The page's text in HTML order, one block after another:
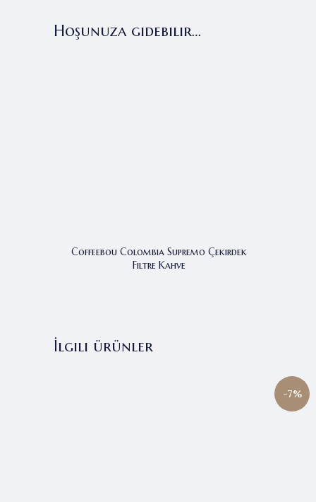
Hoşunuza gidebilir…
Coffeebou Colombia Supremo Çekirdek
Filtre Kahve
İlgili ürünler
-7%